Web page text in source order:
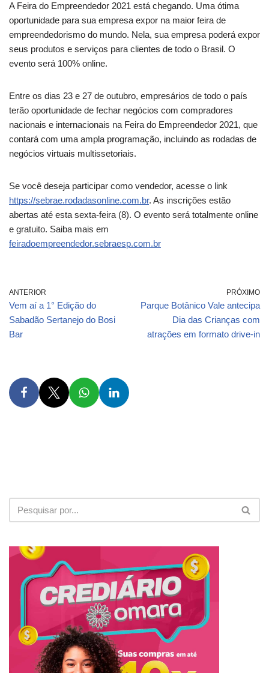
A Feira do Empreendedor 2021 está chegando. Uma ótima
oportunidade para sua empresa expor na maior feira de
empreendedorismo do mundo. Nela, sua empresa poderá expor
seus produtos e serviços para clientes de todo o Brasil. O
evento será 100% online.
Entre os dias 23 e 27 de outubro, empresários de todo o país
terão oportunidade de fechar negócios com compradores
nacionais e internacionais na Feira do Empreendedor 2021, que
contará com uma ampla programação, incluindo as rodadas de
negócios virtuais multissetoriais.
Se você deseja participar como vendedor, acesse o link
https://sebrae.rodadasonline.com.br. As inscrições estão
abertas até esta sexta-feira (8). O evento será totalmente online
e gratuito. Saiba mais em
feiradoempreendedor.sebraesp.com.br
ANTERIOR
Vem aí a 1° Edição do
Sabadão Sertanejo do Bosi
Bar
PRÓXIMO
Parque Botânico Vale antecipa
Dia das Crianças com
atrações em formato drive-in